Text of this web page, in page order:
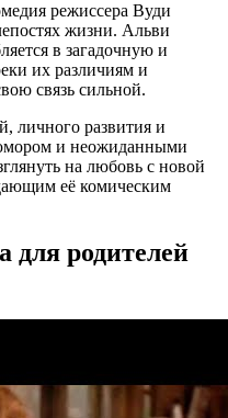
режиссера Вуди
жизни. Альви
в загадочную и
их различиям и
связь сильной.
личного развития и
и неожиданными
на любовь с новой
её комическим
для родителей